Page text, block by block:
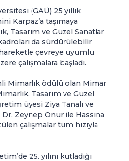
(GAÜ) 25 yıllık
Karpaz’a taşımaya
Tasarım ve Güzel Sanatlar
da sürdürülebilir
çevreye uyumlu
çalışmalara başladı.
Mimarlık ödülü olan Mimar
Tasarım ve Güzel
üyesi Ziya Tanalı ve
Zeynep Onur ile Hassina
çalışmalar tüm hızıyla
25. yılını kutladığı